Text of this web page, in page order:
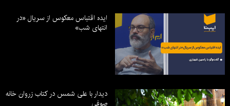
ایده اقتباس معکوس از سریال «در
انتهای شب»
دیدار با علی شمس در کتاب زروان خانه
صوفی